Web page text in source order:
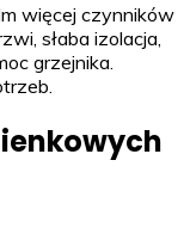
więcej czynników
słaba izolacja,
grzejnika.